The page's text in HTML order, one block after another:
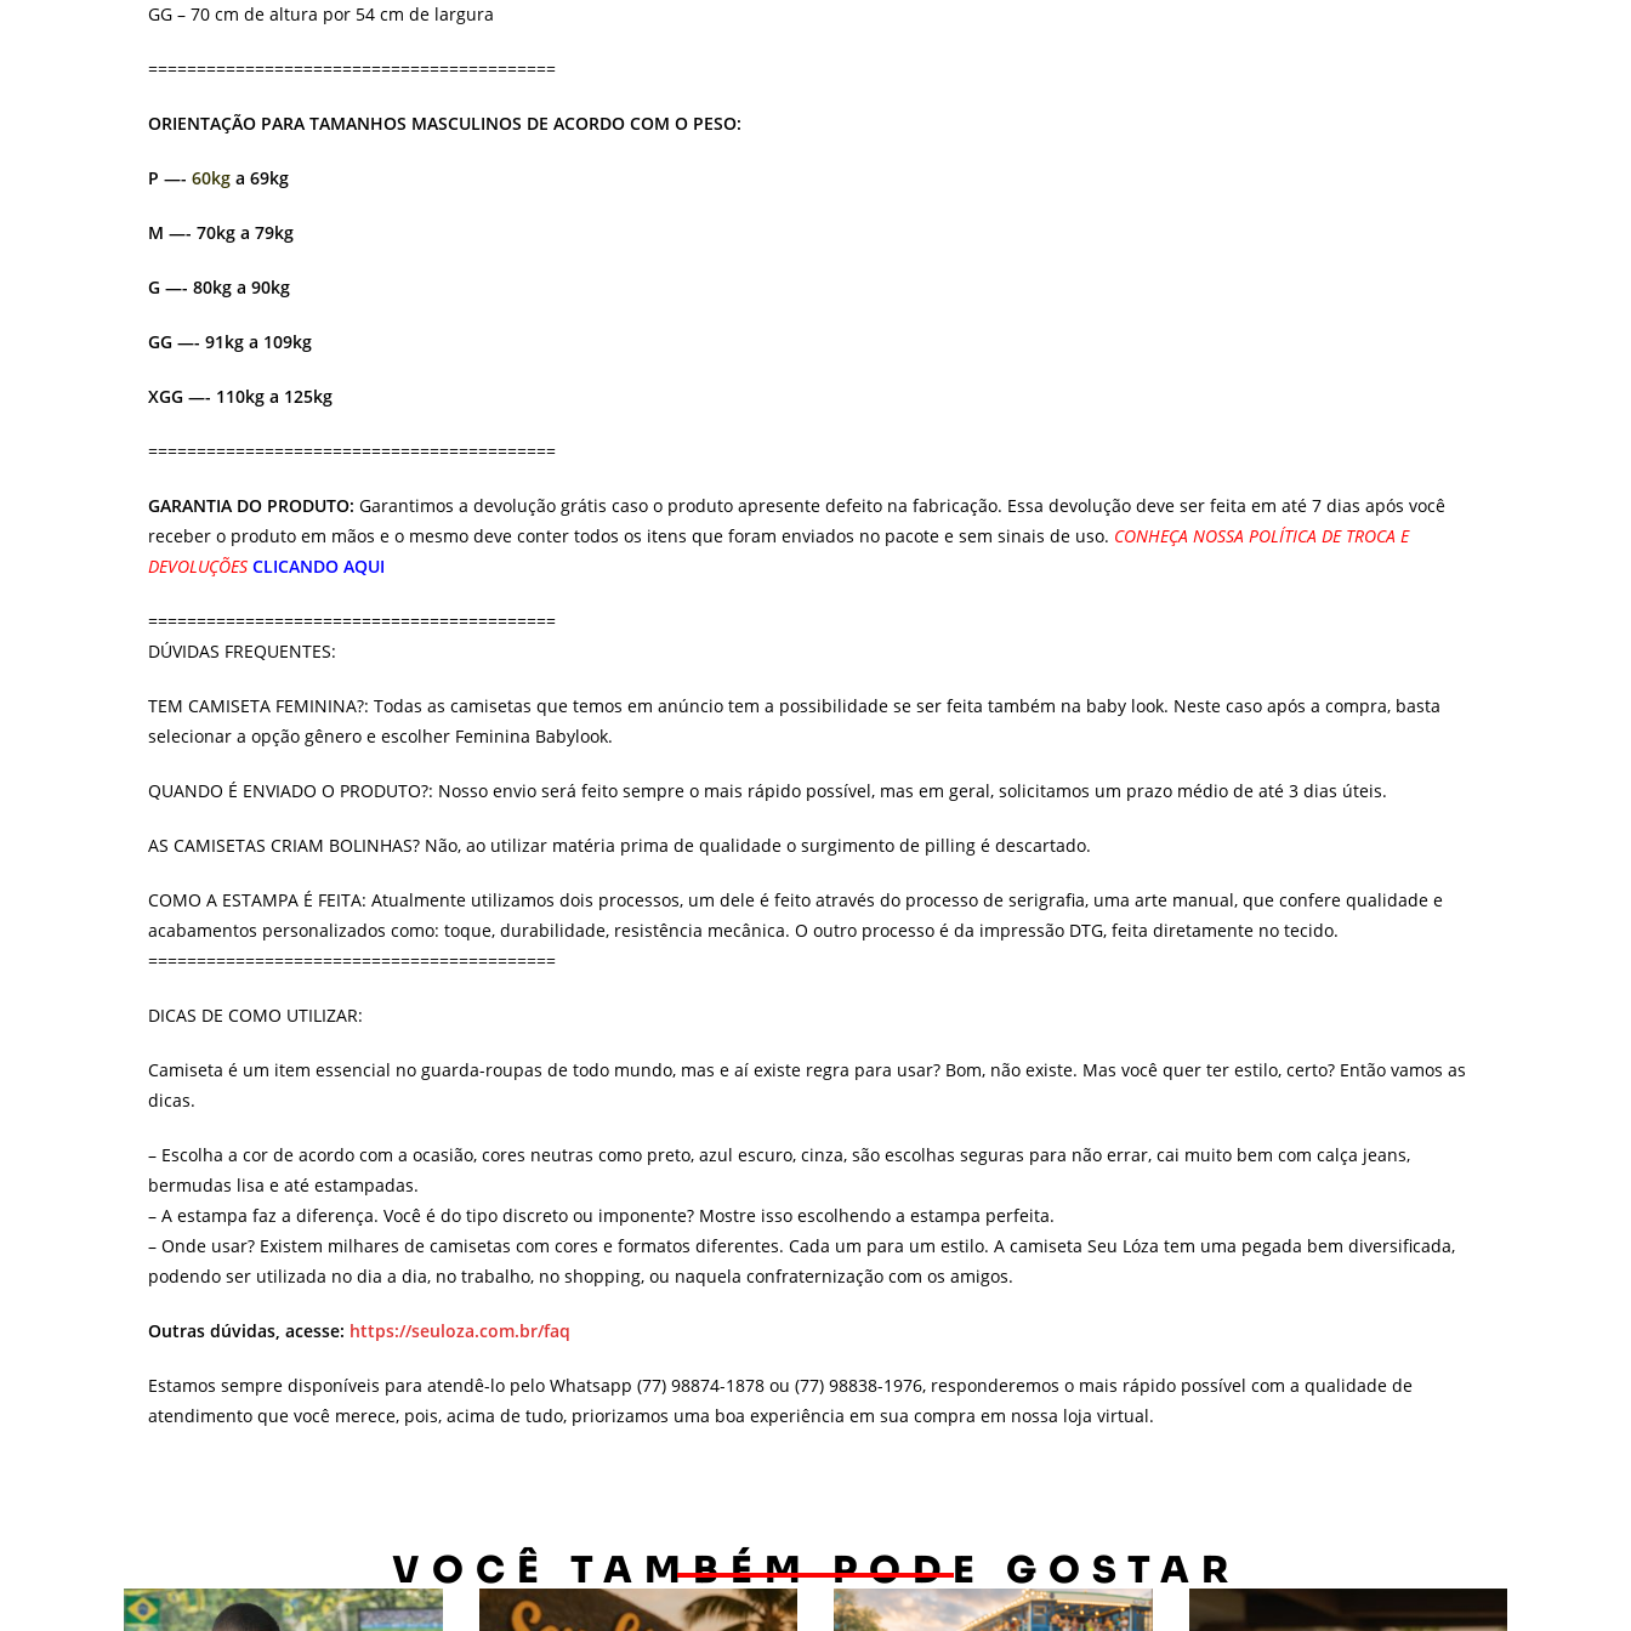
GG – 70 cm de altura por 54 cm de largura
==========================================
ORIENTAÇÃO PARA TAMANHOS MASCULINOS DE ACORDO COM O PESO:
P —- 60kg a 69kg
M —- 70kg a 79kg
G —- 80kg a 90kg
GG —- 91kg a 109kg
XGG —- 110kg a 125kg
==========================================
GARANTIA DO PRODUTO: Garantimos a devolução grátis caso o produto apresente defeito na fabricação. Essa devolução deve ser feita em até 7 dias após você
receber o produto em mãos e o mesmo deve conter todos os itens que foram enviados no pacote e sem sinais de uso. CONHEÇA NOSSA POLÍTICA DE TROCA E
DEVOLUÇÕES CLICANDO AQUI
==========================================
DÚVIDAS FREQUENTES:
TEM CAMISETA FEMININA?: Todas as camisetas que temos em anúncio tem a possibilidade se ser feita também na baby look. Neste caso após a compra, basta
selecionar a opção gênero e escolher Feminina Babylook.
QUANDO É ENVIADO O PRODUTO?: Nosso envio será feito sempre o mais rápido possível, mas em geral, solicitamos um prazo médio de até 3 dias úteis.
AS CAMISETAS CRIAM BOLINHAS? Não, ao utilizar matéria prima de qualidade o surgimento de pilling é descartado.
COMO A ESTAMPA É FEITA: Atualmente utilizamos dois processos, um dele é feito através do processo de serigrafia, uma arte manual, que confere qualidade e
acabamentos personalizados como: toque, durabilidade, resistência mecânica. O outro processo é da impressão DTG, feita diretamente no tecido.
==========================================
DICAS DE COMO UTILIZAR:
Camiseta é um item essencial no guarda-roupas de todo mundo, mas e aí existe regra para usar? Bom, não existe. Mas você quer ter estilo, certo? Então vamos as
dicas.
– Escolha a cor de acordo com a ocasião, cores neutras como preto, azul escuro, cinza, são escolhas seguras para não errar, cai muito bem com calça jeans,
bermudas lisa e até estampadas.
– A estampa faz a diferença. Você é do tipo discreto ou imponente? Mostre isso escolhendo a estampa perfeita.
– Onde usar? Existem milhares de camisetas com cores e formatos diferentes. Cada um para um estilo. A camiseta Seu Lóza tem uma pegada bem diversificada,
podendo ser utilizada no dia a dia, no trabalho, no shopping, ou naquela confraternização com os amigos.
Outras dúvidas, acesse: https://seuloza.com.br/faq
Estamos sempre disponíveis para atendê-lo pelo Whatsapp (77) 98874-1878 ou (77) 98838-1976, responderemos o mais rápido possível com a qualidade de
atendimento que você merece, pois, acima de tudo, priorizamos uma boa experiência em sua compra em nossa loja virtual.
VOCÊ TAMBÉM PODE GOSTAR